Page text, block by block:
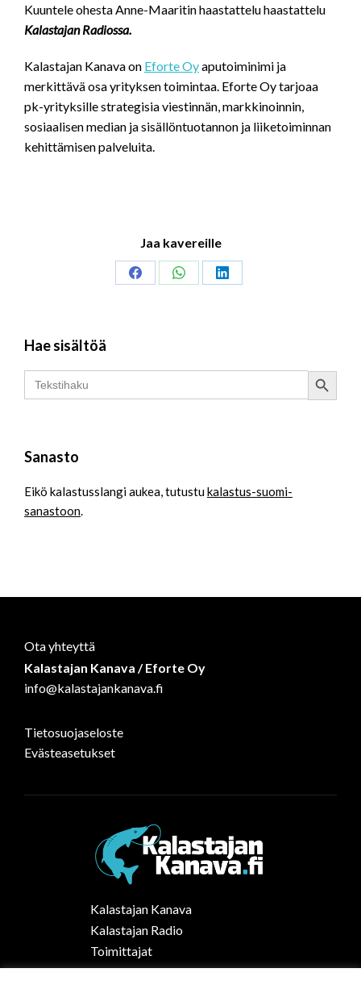
Kuuntele ohesta Anne-Maaritin haastattelu haastattelu
Kalastajan Radiossa.
Kalastajan Kanava on Eforte Oyaputoiminimi ja
merkittävä osa yrityksen toimintaa. Eforte Oy tarjoaa
pk-yrityksille strategisia viestinnän, markkinoinnin,
sosiaalisen median ja sisällöntuotannon ja liiketoiminnan
kehittämisen palveluita.
Jaa kavereille
Share
Share
Share
Hae sisältöä
Search
for:
Search Button
Sanasto
Eikö kalastusslangi aukea, tutustukalastus-suomi-
sanastoon.
Ota yhteyttä
Kalastajan Kanava / Eforte Oy
info@kalastajankanava.fi
Tietosuojaseloste
Evästeasetukset
Kalastajan Kanava
Kalastajan Radio
Toimittajat
Kalaruoka